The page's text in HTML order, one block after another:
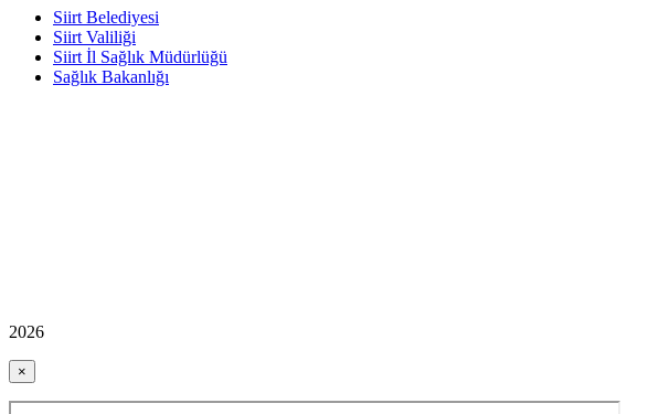
Siirt Belediyesi
Siirt Valiliği
Siirt İl Sağlık Müdürlüğü
Sağlık Bakanlığı
2026
×